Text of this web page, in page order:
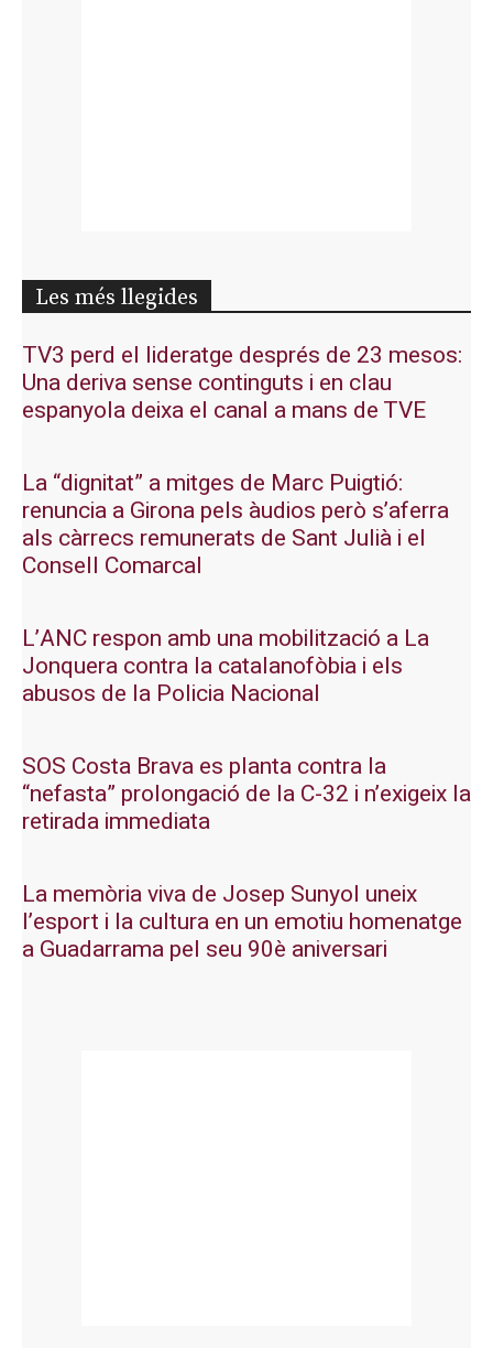
Les més llegides
TV3 perd el lideratge després de 23 mesos:
Una deriva sense continguts i en clau
espanyola deixa el canal a mans de TVE
La “dignitat” a mitges de Marc Puigtió:
renuncia a Girona pels àudios però s’aferra
als càrrecs remunerats de Sant Julià i el
Consell Comarcal
L’ANC respon amb una mobilització a La
Jonquera contra la catalanofòbia i els
abusos de la Policia Nacional
SOS Costa Brava es planta contra la
“nefasta” prolongació de la C-32 i n’exigeix la
retirada immediata
La memòria viva de Josep Sunyol uneix
l’esport i la cultura en un emotiu homenatge
a Guadarrama pel seu 90è aniversari